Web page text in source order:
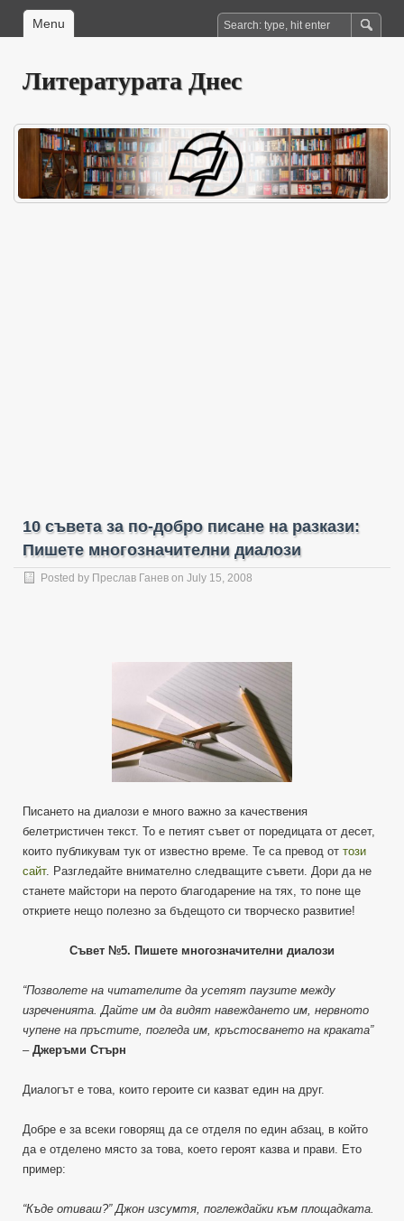
Menu
Литературата Днес
10 съвета за по-добро писане на разкази:
Пишете многозначителни диалози
Posted by Преслав Ганев on July 15, 2008
Писането на диалози е много важно за качествения
белетристичен текст. То е петият съвет от поредицата от десет,
които публикувам тук от известно време. Те са превод от този
сайт. Разгледайте внимателно следващите съвети. Дори да не
станете майстори на перото благодарение на тях, то поне ще
откриете нещо полезно за бъдещото си творческо развитие!
Съвет №5. Пишете многозначителни диалози
“Позволете на читателите да усетят паузите между
изреченията. Дайте им да видят навеждането им, нервното
чупене на пръстите, погледа им, кръстосването на краката”
– Джеръми Стърн
Диалогът е това, които героите си казват един на друг.
Добре е за всеки говорящ да се отделя по един абзац, в който
да е отделено място за това, което героят казва и прави. Ето
пример:
“Къде отиваш?” Джон изсумтя, поглеждайки към площадката.